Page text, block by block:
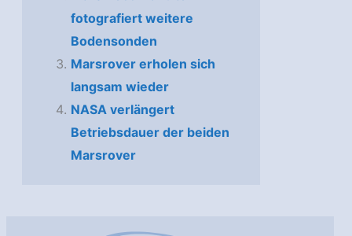
fotografiert weitere
Bodensonden
Marsrover erholen sich
langsam wieder
NASA verlängert
Betriebsdauer der beiden
Marsrover